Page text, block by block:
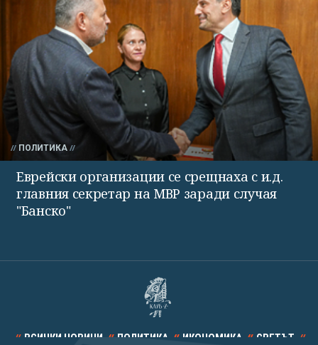
ПОЛИТИКА
Еврейски организации се срещнаха с и.д.
главния секретар на МВР заради случая
"Банско"
ВСИЧКИ НОВИНИ ПОЛИТИКА ИКОНОМИКА СВЕТЪТ